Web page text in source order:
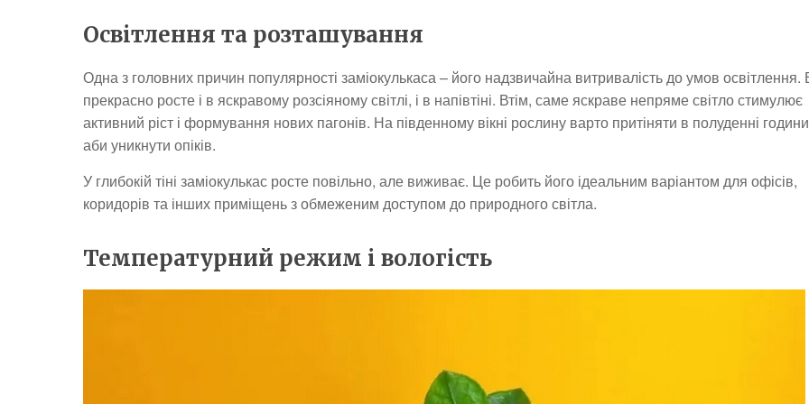
Освітлення та розташування
Одна з головних причин популярності заміокулькаса – його надзвичайна витривалість до умов освітлення.
прекрасно росте і в яскравому розсіяному світлі, і в напівтіні. Втім, саме яскраве непряме світло стимулює
активний ріст і формування нових пагонів. На південному вікні рослину варто притіняти в полуденні
аби уникнути опіків.
У глибокій тіні заміокулькас росте повільно, але виживає. Це робить його ідеальним варіантом для офісів,
коридорів та інших приміщень з обмеженим доступом до природного світла.
Температурний режим і вологість